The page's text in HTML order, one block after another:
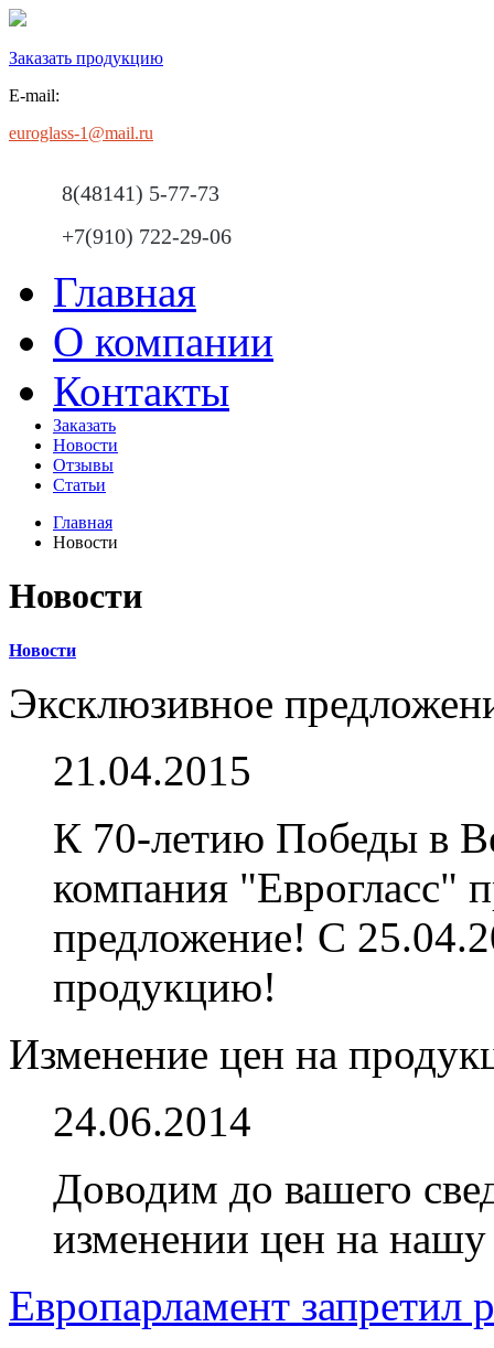
Заказать продукцию
E-mail:
euroglass-1@mail.ru
8(48141) 5-77-73
+7(910) 722-29-06
Главная
О компании
Контакты
Заказать
Новости
Отзывы
Статьи
Главная
Новости
Новости
Новости
Эксклюзивное
21.04.2015
К 70-летию Победы в
компания "Еврогласс"
предложение! С
продукцию!
Изменение цен на
24.06.2014
Доводим до вашего
изменении цен на
Европарламент запретил